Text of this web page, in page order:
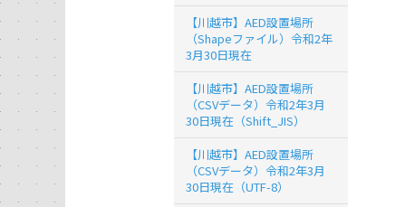
【川越市】AED設置場所
（Shapeファイル）令和2年
3月30日現在
【川越市】AED設置場所
（CSVデータ）令和2年3月
30日現在（Shift_JIS）
【川越市】AED設置場所
（CSVデータ）令和2年3月
30日現在（UTF-8）